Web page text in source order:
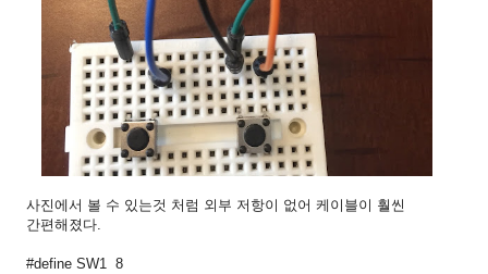
사진에서 볼 수 있는것 처럼 외부 저항이 없어 케이블이 훨씬
간편해졌다.
#define SW1 8